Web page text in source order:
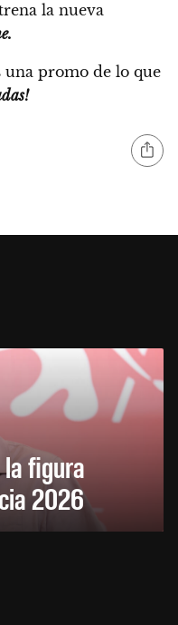
la nueva
una promo de lo que
la figura
2026